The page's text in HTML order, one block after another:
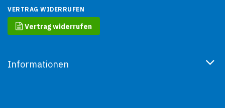
VERTRAG WIDERRUFEN
Vertrag widerrufen
Informationen